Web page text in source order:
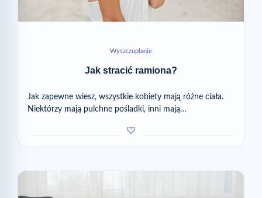
Wyszczuplanie
Jak stracić ramiona?
Jak zapewne wiesz, wszystkie kobiety mają różne ciała.
Niektórzy mają pulchne pośladki, inni mają…